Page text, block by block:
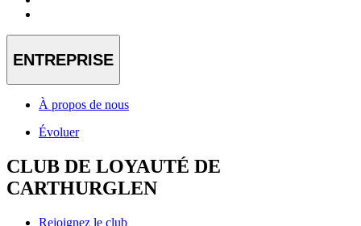
ENTREPRISE
À propos de nous
Évoluer
CLUB DE LOYAUTÉ DE
CARTHURGLEN
Rejoignez le club